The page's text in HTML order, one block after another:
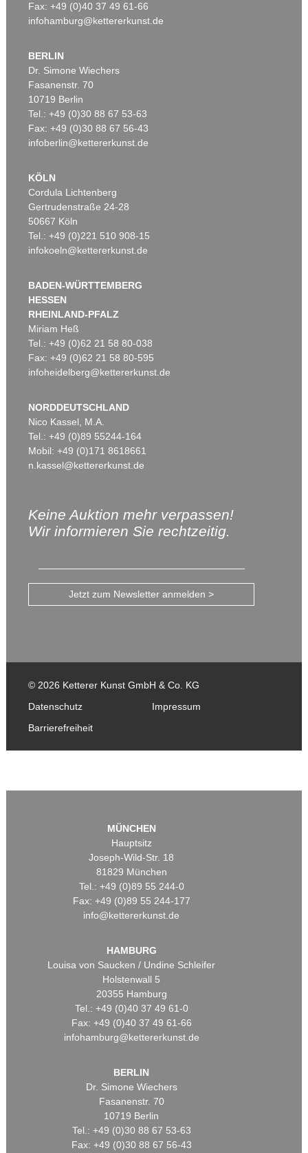
Fax: +49 (0)40 37 49 61-66
infohamburg@kettererkunst.de
BERLIN
Dr. Simone Wiechers
Fasanenstr. 70
10719 Berlin
Tel.: +49 (0)30 88 67 53-63
Fax: +49 (0)30 88 67 56-43
infoberlin@kettererkunst.de
KÖLN
Cordula Lichtenberg
Gertrudenstraße 24-28
50667 Köln
Tel.: +49 (0)221 510 908-15
infokoeln@kettererkunst.de
BADEN-WÜRTTEMBERG
HESSEN
RHEINLAND-PFALZ
Miriam Heß
Tel.: +49 (0)62 21 58 80-038
Fax: +49 (0)62 21 58 80-595
infoheidelberg@kettererkunst.de
NORDDEUTSCHLAND
Nico Kassel, M.A.
Tel.: +49 (0)89 55244-164
Mobil: +49 (0)171 8618661
n.kassel@kettererkunst.de
Keine Auktion mehr verpassen!
Wir informieren Sie rechtzeitig.
Jetzt zum Newsletter anmelden >
© 2026 Ketterer Kunst GmbH & Co. KG
Datenschutz
Impressum
Barrierefreiheit
MÜNCHEN
Hauptsitz
Joseph-Wild-Str. 18
81829 München
Tel.: +49 (0)89 55 244-0
Fax: +49 (0)89 55 244-177
info@kettererkunst.de
HAMBURG
Louisa von Saucken / Undine Schleifer
Holstenwall 5
20355 Hamburg
Tel.: +49 (0)40 37 49 61-0
Fax: +49 (0)40 37 49 61-66
infohamburg@kettererkunst.de
BERLIN
Dr. Simone Wiechers
Fasanenstr. 70
10719 Berlin
Tel.: +49 (0)30 88 67 53-63
Fax: +49 (0)30 88 67 56-43